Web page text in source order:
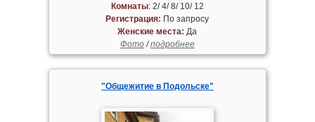
Комнаты: 2/ 4/ 8/ 10/ 12
Регистрация: По запросу
Женские места: Да
Фото/подробнее
"Общежитие в Подольске"